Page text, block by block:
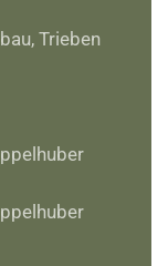
Trieben